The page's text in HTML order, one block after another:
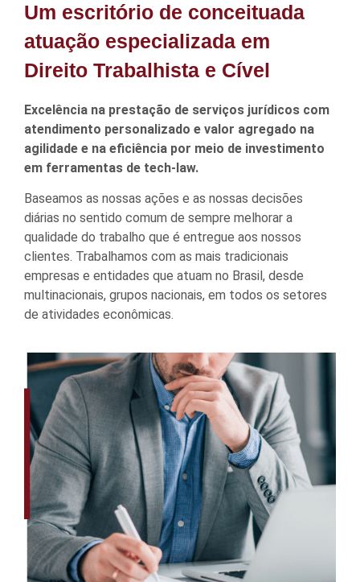
Um escritório de conceituada
atuação especializada em
Direito Trabalhista e Cível
Excelência na prestação de serviços jurídicos com
atendimento personalizado e valor agregado na
agilidade e na eficiência por meio de investimento
em ferramentas de tech-law.
Baseamos as nossas ações e as nossas decisões
diárias no sentido comum de sempre melhorar a
qualidade do trabalho que é entregue aos nossos
clientes. Trabalhamos com as mais tradicionais
empresas e entidades que atuam no Brasil, desde
multinacionais, grupos nacionais, em todos os setores
de atividades econômicas.